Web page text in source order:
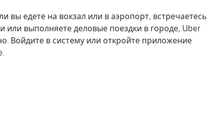
вы едете на вокзал или в аэропорт, встречаетесь
или выполняете деловые поездки в городе, Uber
Войдите в систему или откройте приложение